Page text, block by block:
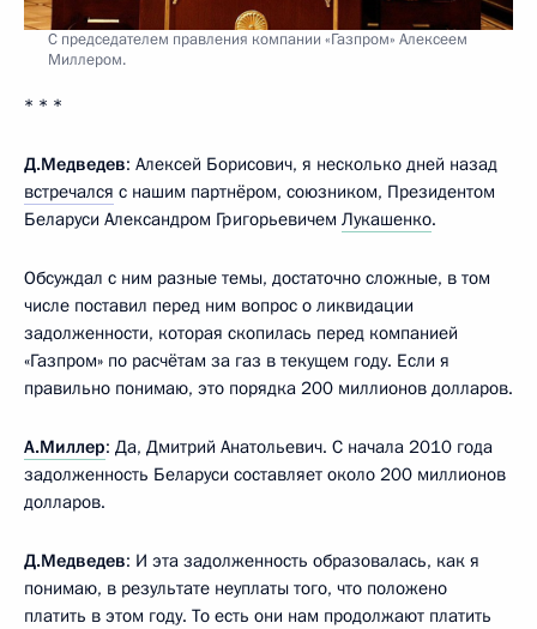
С председателем правления компании «Газпром» Алексеем
Миллером.
* * *
Д.Медведев: Алексей Борисович, я несколько дней назад
встречался с нашим партнёром, союзником, Президентом
Беларуси Александром Григорьевичем Лукашенко.
Обсуждал с ним разные темы, достаточно сложные, в том
числе поставил перед ним вопрос о ликвидации
задолженности, которая скопилась перед компанией
«Газпром» по расчётам за газ в текущем году. Если я
правильно понимаю, это порядка 200 миллионов долларов.
А.Миллер: Да, Дмитрий Анатольевич. С начала 2010 года
задолженность Беларуси составляет около 200 миллионов
долларов.
Д.Медведев: И эта задолженность образовалась, как я
понимаю, в результате неуплаты того, что положено
платить в этом году. То есть они нам продолжают платить